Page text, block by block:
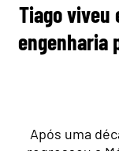
Tiago viveu
engenharia
Após uma